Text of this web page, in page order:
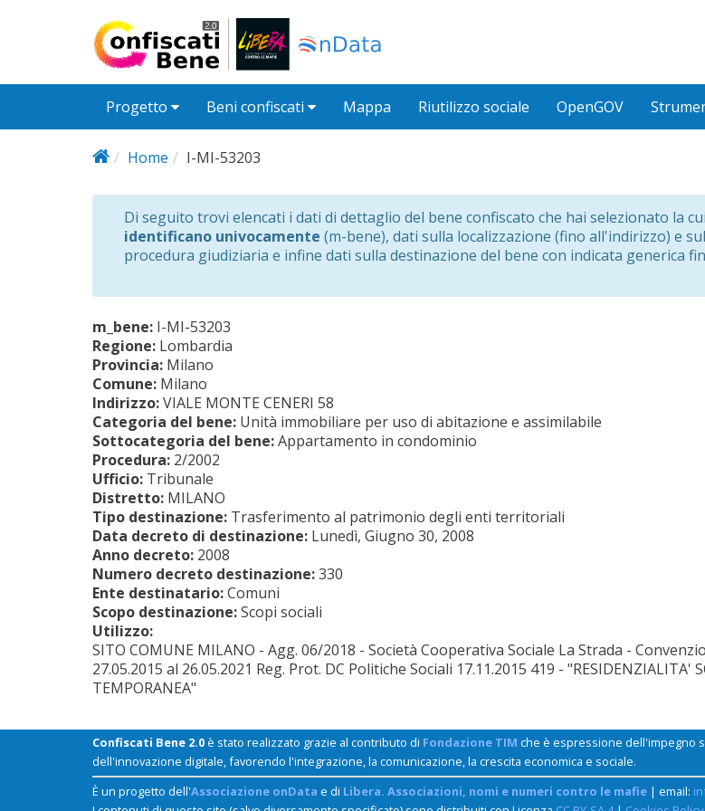
Progetto Beni confiscati Mappa Riutilizzo sociale OpenGOV
Home I-MI-53203
Di seguito trovi elencati i dati di dettaglio del bene confiscato che hai selezionato la
identificano univocamente (m-bene), dati sulla localizzazione (fino all'indirizzo) e
procedura giudiziaria e infine dati sulla destinazione del bene con indicata generica
m_bene: I-MI-53203
Regione: Lombardia
Provincia: Milano
Comune: Milano
Indirizzo:VIALE MONTE CENERI 58
Categoria del bene: Unità immobiliare per uso di abitazione e assimilabile
Sottocategoria del bene:Appartamento in condominio
Procedura: 2/2002
Ufficio: Tribunale
Distretto: MILANO
Tipo destinazione: Trasferimento al patrimonio degli enti territoriali
Data decreto di destinazione: Lunedì, Giugno 30, 2008
Anno decreto: 2008
Numero decreto destinazione:330
Ente destinatario:Comuni
Scopo destinazione:Scopi sociali
Utilizzo:
SITO COMUNE MILANO - Agg. 06/2018 - Società Cooperativa Sociale La Strada -
27.05.2015 al 26.05.2021 Reg. Prot. DC Politiche Sociali 17.11.2015 419 - "RESIDENZIALITA'
TEMPORANEA"
Confiscati Bene 2.0è stato realizzato grazie al contributo di Fondazione TIM che è espressione dell'impegno
dell'innovazione digitale, favorendo l'integrazione, la comunicazione, la crescita economica e sociale.
È un progetto dell'Associazione onData e di Libera. Associazioni, nomi e numeri contro le mafie | email: